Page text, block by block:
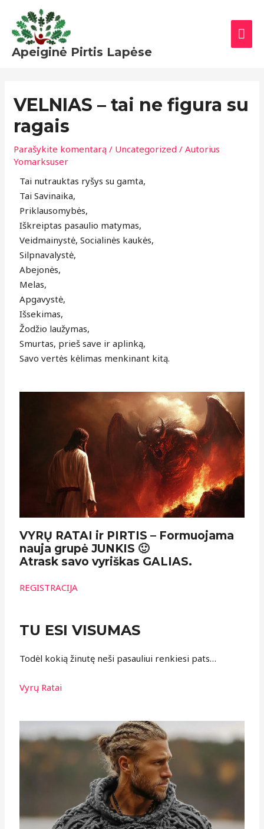
prie
turinio
Apeiginė Pirtis Lapėse
VELNIAS – tai ne figura su
ragais
Parašykite komentarą / Uncategorized / Autorius
Yomarksuser
Tai nutrauktas ryšys su gamta,
Tai Savinaika,
Priklausomybės,
Iškreiptas pasaulio matymas,
Veidmainystė, Socialinės kaukės,
Silpnavalystė,
Abejonės,
Melas,
Apgavystė,
Išsekimas,
Žodžio laužymas,
Smurtas, prieš save ir aplinką,
Savo vertės kėlimas menkinant kitą.
VYRŲ RATAI ir PIRTIS – Formuojama
nauja grupė JUNKIS 🙂
Atrask savo vyriškas GALIAS.
REGISTRACIJA
TU ESI VISUMAS
Todėl kokią žinutę neši pasauliui renkiesi pats…
Vyrų Ratai